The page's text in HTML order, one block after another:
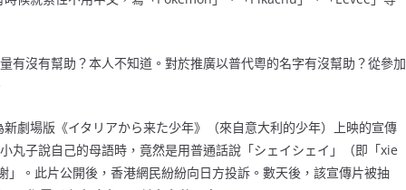
有沒有幫助？本人不知道。對於推廣以普代粵的名字有沒幫助？從參加
劇場版《イタリアから来た少年》（來自意大利的少年）上映的宣傳
丸子說自己的母語時，竟然是用普通話說「シェイシェイ」（即「xie
。此片公開後，香港網民紛紛向日方投訴。數天後，該宣傳片被抽